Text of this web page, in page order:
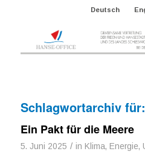
Deutsch
Schlagwortarchiv für:
Ein Pakt für die Meere
5. Juni 2025 / in Klima, Energie,